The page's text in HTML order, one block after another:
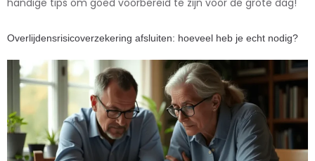
Overlijdensrisicoverzekering afsluiten: hoeveel heb je echt nodig?